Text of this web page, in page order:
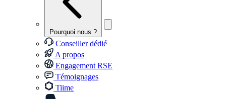
Pourquoi nous ?
Conseiller dédié
A propos
Engagement RSE
Témoignages
Tiime